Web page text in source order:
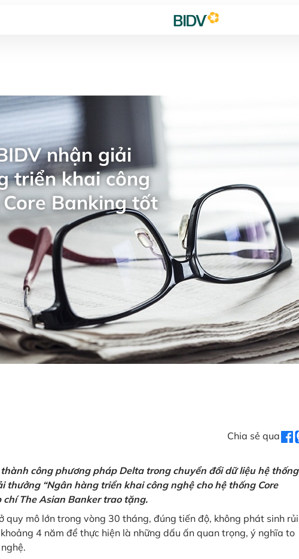
nhận giải
triển khai công
Banking tốt
Chia sẻ qua
công phương pháp Delta trong chuyển đổi dữ liệu hệ thống
thưởng “Ngân hàng triển khai công nghệ cho hệ thống Core
The Asian Banker trao tặng.
quy mô lớn trong vòng 30 tháng, đúng tiến độ, không phát sinh rủi
4 năm để thực hiện là những dấu ấn quan trọng, ý nghĩa to